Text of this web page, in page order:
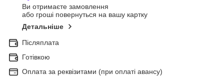
Ви отримаєте замовлення
або гроші повернуться на вашу картку
Детальніше
Післяплата
Готівкою
Оплата за реквізитами (при оплаті авансу)